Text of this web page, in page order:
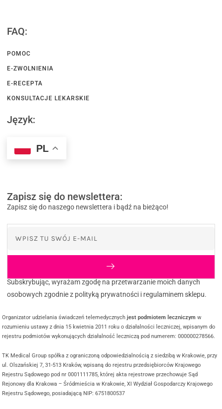
FAQ:
POMOC
E-ZWOLNIENIA
E-RECEPTA
KONSULTACJE LEKARSKIE
Język:
PL
Zapisz się do newslettera:
Zapisz się do naszego newslettera i bądź na bieżąco!
Subskrybując, wyrażam zgodę na przetwarzanie moich danych
osobowych zgodnie z polityką prywatności i regulaminem sklepu.
Organizator udzielania świadczeń telemedycznychjest podmiotem leczniczym w
rozumieniu ustawy z dnia 15 kwietnia 2011 roku o działalności leczniczej, wpisanym do
rejestru podmiotów wykonujących działalność leczniczą pod numerem: 000000278566.
TK Medical Group spółka z ograniczoną odpowiedzialnością z siedzibą w Krakowie, przy
ul. Olszańskiej 7, 31-513 Kraków, wpisaną do rejestru przedsiębiorców Krajowego
Rejestru Sądowego pod nr 0001111785, której akta rejestrowe przechowuje Sąd
Rejonowy dla Krakowa – Śródmieścia w Krakowie, XI Wydział Gospodarczy Krajowego
Rejestru Sądowego, posiadającą NIP: 6751800537